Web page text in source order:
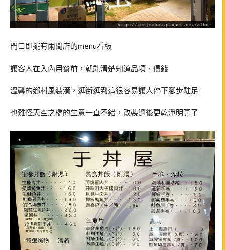
門口即擺有兩間店的menu看板
讓客人在入內用餐前，就能清楚知道品項、價錢
溫馨的鄉村風裝潢，逛街逛到這很容易讓人停下腳步駐足
也難怪天空之橋的生意一直不錯，改裝過後更乾淨明亮了